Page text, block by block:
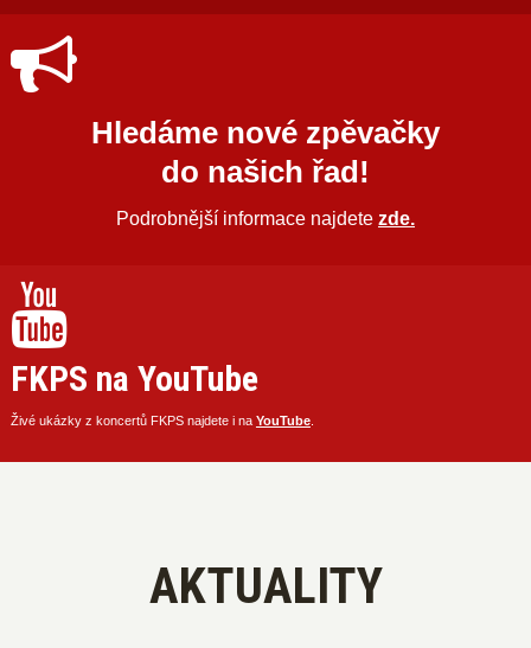
Hledáme nové zpěvačky
do našich řad!
Podrobnější informace najdete zde.
FKPS na YouTube
Živé ukázky z koncertů FKPS najdete i na YouTube.
AKTUALITY